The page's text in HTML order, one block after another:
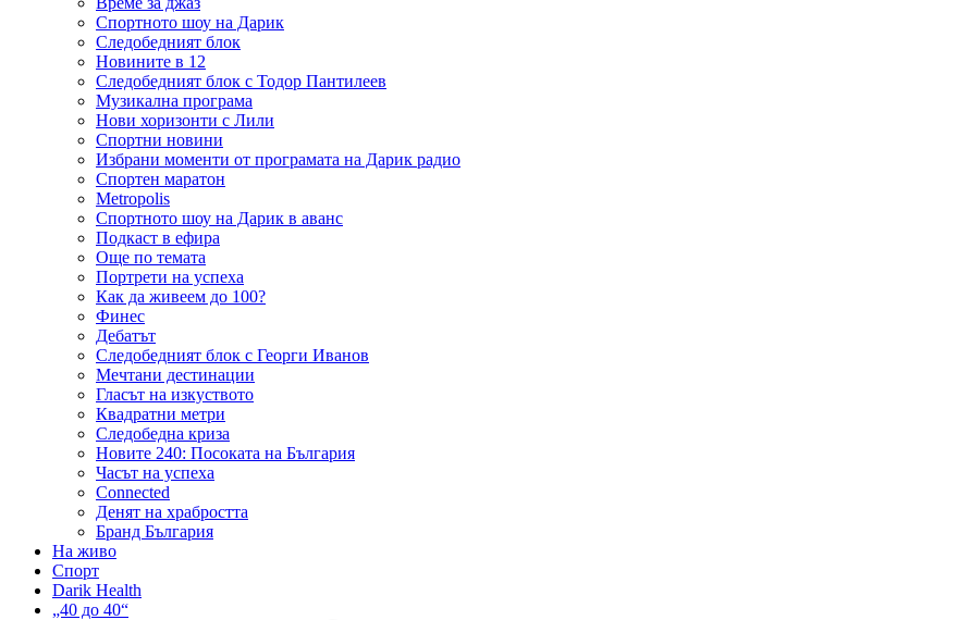
Спортното шоу на Дарик
Следобедният блок
Новините в 12
Следобедният блок с Тодор Пантилеев
Музикална програма
Нови хоризонти с Лили
Спортни новини
Избрани моменти от програмата на Дарик радио
Спортен маратон
Metropolis
Спортното шоу на Дарик в аванс
Подкаст в ефира
Още по темата
Портрети на успеха
Как да живеем до 100?
Финес
Дебатът
Следобедният блок с Георги Иванов
Мечтани дестинации
Гласът на изкуството
Квадратни метри
Следобедна криза
Новите 240: Посоката на България
Часът на успеха
Connected
Денят на храбростта
Бранд България
На живо
Спорт
Darik Health
„40 до 40“